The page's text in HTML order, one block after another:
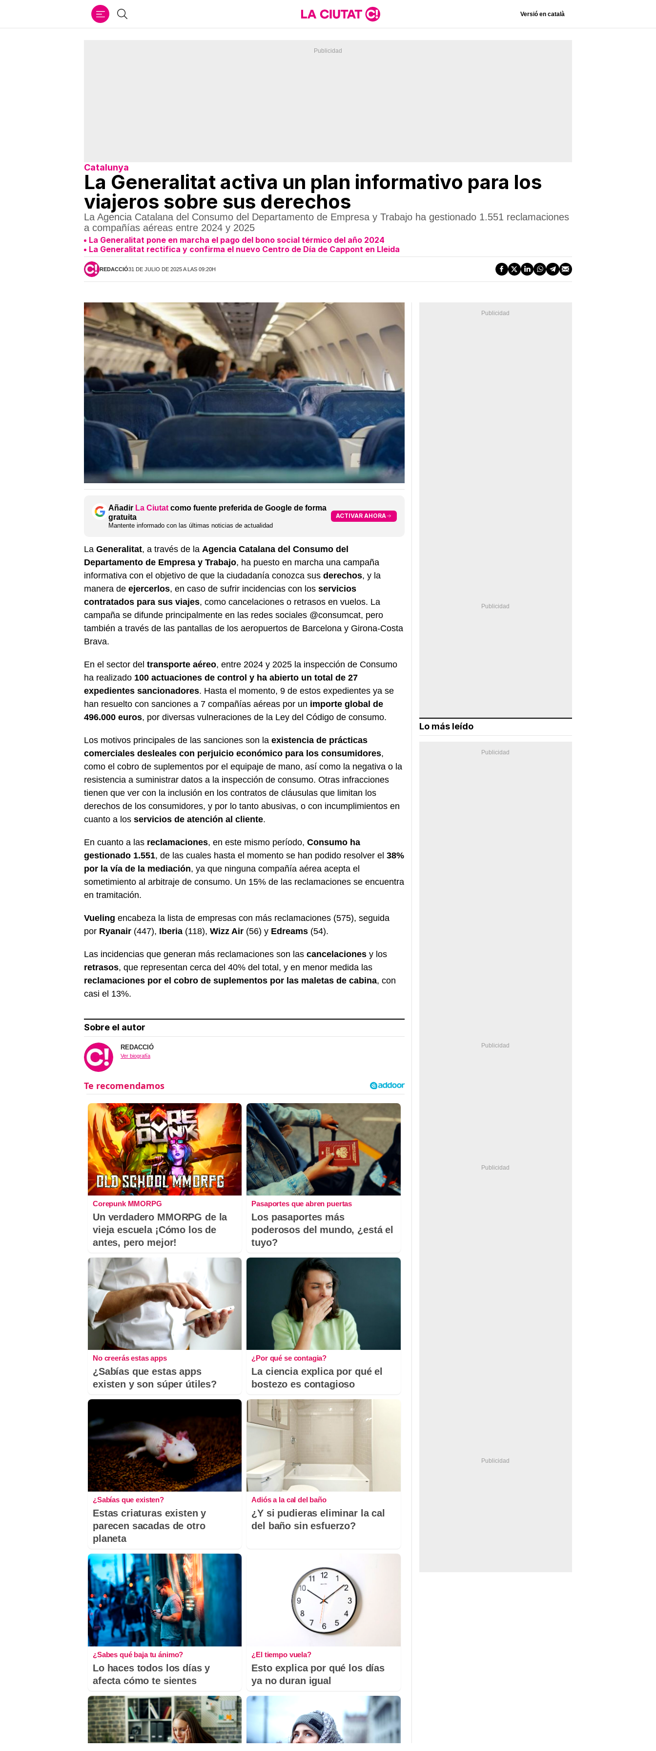
Buscar Versió en català
Catalunya
La Generalitat activa un plan informativo para los
viajeros sobre sus derechos
La Agencia Catalana del Consumo del Departamento de Empresa y Trabajo ha gestionado 1.551 reclamaciones
a compañías aéreas entre 2024 y 2025
La Generalitat pone en marcha el pago del bono social térmico del año 2024
La Generalitat rectifica y confirma el nuevo Centro de Día de Cappont en Lleida
REDACCIÓ31 DE JULIO DE 2025 A LAS 09:20H
Añadir La Ciutat como fuente preferida de Google de forma
gratuita
Mantente informado con las últimas noticias de actualidad
ACTIVAR AHORA
La Generalitat, a través de la Agencia Catalana del Consumo del
Departamento de Empresa y Trabajo, ha puesto en marcha una campaña
informativa con el objetivo de que la ciudadanía conozca sus derechos, y la
manera de ejercerlos, en caso de sufrir incidencias con los servicios
contratados para sus viajes, como cancelaciones o retrasos en vuelos. La
campaña se difunde principalmente en las redes sociales @consumcat, pero
también a través de las pantallas de los aeropuertos de Barcelona y Girona-Costa
Brava.
En el sector del transporte aéreo, entre 2024 y 2025 la inspección de Consumo
ha realizado 100 actuaciones de control y ha abierto un total de 27
expedientes sancionadores. Hasta el momento, 9 de estos expedientes ya se
han resuelto con sanciones a 7 compañías aéreas por un importe global de
496.000 euros, por diversas vulneraciones de la Ley del Código de consumo.
Los motivos principales de las sanciones son la existencia de prácticas
comerciales desleales con perjuicio económico para los consumidores,
como el cobro de suplementos por el equipaje de mano, así como la negativa o la
resistencia a suministrar datos a la inspección de consumo. Otras infracciones
tienen que ver con la inclusión en los contratos de cláusulas que limitan los
derechos de los consumidores, y por lo tanto abusivas, o con incumplimientos en
cuanto a los servicios de atención al cliente.
En cuanto a las reclamaciones, en este mismo período, Consumo ha
gestionado 1.551, de las cuales hasta el momento se han podido resolver el 38%
por la vía de la mediación, ya que ninguna compañía aérea acepta el
sometimiento al arbitraje de consumo. Un 15% de las reclamaciones se encuentra
en tramitación.
Vueling encabeza la lista de empresas con más reclamaciones (575), seguida
por Ryanair (447), Iberia (118), Wizz Air (56) y Edreams (54).
Las incidencias que generan más reclamaciones son las cancelaciones y los
retrasos, que representan cerca del 40% del total, y en menor medida las
reclamaciones por el cobro de suplementos por las maletas de cabina, con
casi el 13%.
Sobre el autor
REDACCIÓ
Ver biografía
Corepunk MMORPG
Un verdadero MMORPG de la
vieja escuela ¡Cómo los de
antes, pero mejor!
Pasaportes que abren puertas
Los pasaportes más
poderosos del mundo, ¿está el
tuyo?
No creerás estas apps
¿Sabías que estas apps
existen y son súper útiles?
¿Por qué se contagia?
La ciencia explica por qué el
bostezo es contagioso
¿Sabías que existen?
Estas criaturas existen y
parecen sacadas de otro
planeta
Adiós a la cal del baño
¿Y si pudieras eliminar la cal
del baño sin esfuerzo?
¿Sabes qué baja tu ánimo?
Lo haces todos los días y
afecta cómo te sientes
¿El tiempo vuela?
Esto explica por qué los días
ya no duran igual
Lo más leído